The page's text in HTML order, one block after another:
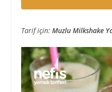
Tarif için: Muzlu Milkshake